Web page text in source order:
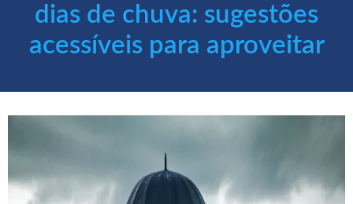
dias de chuva: sugestões
acessíveis para aproveitar